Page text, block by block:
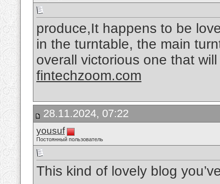
produce,It happens to be
in the turntable, the main
overall victorious one that
fintechzoom.com
28.11.2024, 07:22
yousuf
Постоянный пользователь
This kind of lovely blog